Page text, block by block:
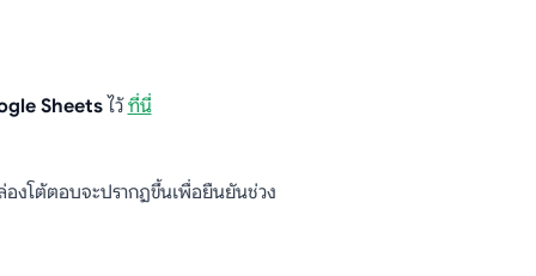
Sheetsไว้ที่นี่
องโต้ตอบจะปรากฏขึ้นเพื่อยืนยันช่วง